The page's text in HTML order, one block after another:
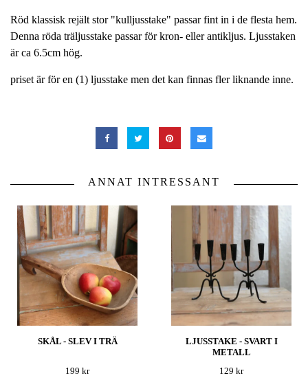
Röd klassisk rejält stor "kulljusstake" passar fint in i de flesta hem.
Denna röda träljusstake passar för kron- eller antikljus. Ljusstaken
är ca 6.5cm hög.
priset är för en (1) ljusstake men det kan finnas fler liknande inne.
ANNAT INTRESSANT
SKÅL - SLEV I TRÄ
199 kr
LJUSSTAKE - SVART I
METALL
129 kr